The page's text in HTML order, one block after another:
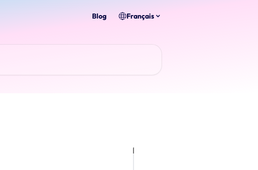
Blog Français